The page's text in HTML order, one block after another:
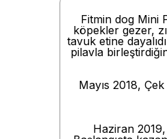
Fitmin dog Mini
köpekler gezer,
tavuk etine
pilavla
Mayıs 2018,
Haziran